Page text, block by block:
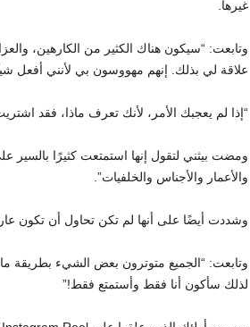
غيرها.
وتابعت: “سيكون هناك الكثير من الكارهين،
علاقة لي بذلك. إنهم مهووسون بي لأنني أفعل
“إذا لم يعجبك الأمر، لأنك تعرف ماذا، فقد
ومضت بيثني لتقول إنها استمتعت كثيرًا بالسير
والأعمار والأجناس والخلفيات”.
وشددت أيضًا على أنها لم تكن تحاول أن تكون
وتابعت: “الجميع متوترون بعض الشيء بطريقة
لذلك سأكون أنا فقط وأستمتع فقط!”